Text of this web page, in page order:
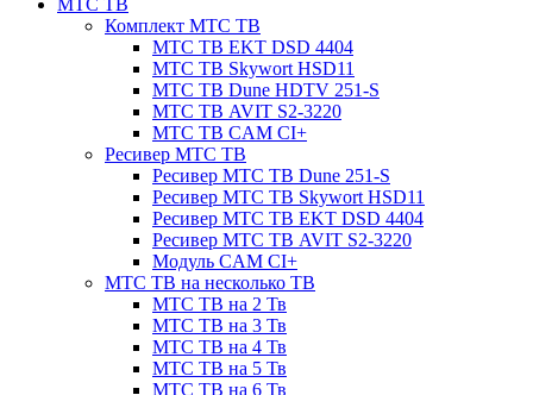
МТС ТВ
Комплект МТС ТВ
МТС ТВ EKT DSD 4404
МТС ТВ Skywort HSD11
МТС ТВ Dune HDTV 251-S
МТС ТВ AVIT S2-3220
МТС ТВ CAM CI+
Ресивер МТС ТВ
Ресивер МТС ТВ Dune 251-S
Ресивер МТС ТВ Skywort HSD11
Ресивер МТС ТВ EKT DSD 4404
Ресивер МТС ТВ AVIT S2-3220
Модуль CAM CI+
МТС ТВ на несколько ТВ
МТС ТВ на 2 Тв
МТС ТВ на 3 Тв
МТС ТВ на 4 Тв
МТС ТВ на 5 Тв
МТС ТВ на 6 Тв